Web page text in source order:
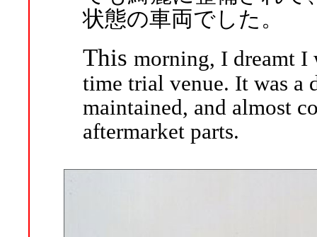
状態の車両でした。
This morning, I dreamt I
time trial venue. It was a
maintained, and almost
aftermarket parts.